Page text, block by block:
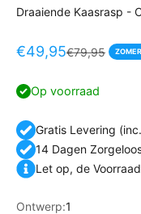
Draaiende Kaasrasp -
Aanbiedingsprijs
€49,95Normale prijs
€79,95
Op voorraad
Gratis Levering
14 Dagen
Let op, de
Ontwerp:1